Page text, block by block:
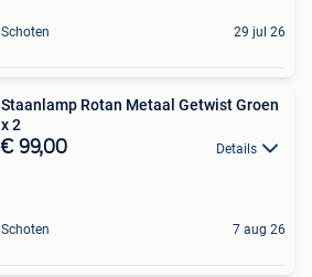
Schoten 29 jul 26
Staanlamp Rotan Metaal Getwist Groen
x 2
€ 99,00 Details
Schoten 7 aug 26